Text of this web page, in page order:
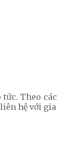
Theo
hệ với gia